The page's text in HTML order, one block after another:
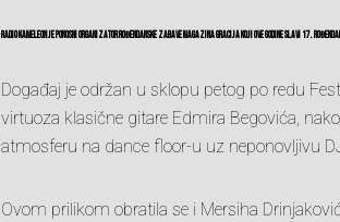
Radio Kameleon je ponosni organizator rođendanske zabave magazina Gracija koji ove godine slavi 17.
Događaj je održan u sklopu petog po redu
virtuoza klasične gitare Edmira Begovića,
atmosferu na dance floor-u uz neponovljivu
Ovom prilikom obratila se i Mersiha